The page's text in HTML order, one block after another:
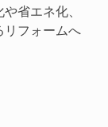
省エネ化、
リフォームへ